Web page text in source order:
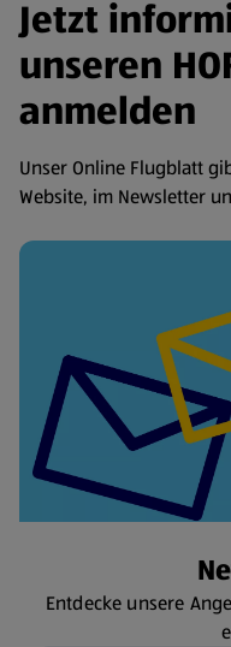
Jetzt
unseren
anmelden
Unser Online Flugblatt
Website, im Newsletter
Entdecke unsere